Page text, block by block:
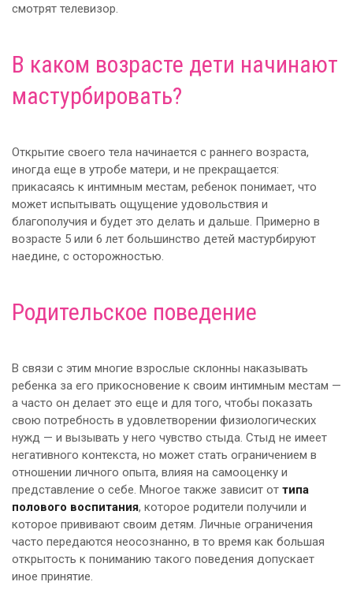
смотрят телевизор.
В каком возрасте дети начинают
мастурбировать?
Открытие своего тела начинается с раннего возраста,
иногда еще в утробе матери, и не прекращается:
прикасаясь к интимным местам, ребенок понимает, что
может испытывать ощущение удовольствия и
благополучия и будет это делать и дальше. Примерно в
возрасте 5 или 6 лет большинство детей мастурбируют
наедине, с осторожностью.
Родительское поведение
В связи с этим многие взрослые склонны наказывать
ребенка за его прикосновение к своим интимным местам —
а часто он делает это еще и для того, чтобы показать
свою потребность в удовлетворении физиологических
нужд — и вызывать у него чувство стыда. Стыд не имеет
негативного контекста, но может стать ограничением в
отношении личного опыта, влияя на самооценку и
представление о себе. Многое также зависит от типа
полового воспитания, которое родители получили и
которое прививают своим детям. Личные ограничения
часто передаются неосознанно, в то время как большая
открытость к пониманию такого поведения допускает
иное принятие.